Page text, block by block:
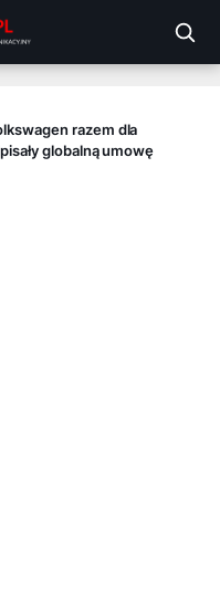
razem dla
globalną umowę